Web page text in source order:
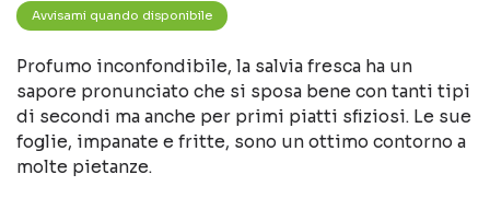
Profumo inconfondibile, la salvia fresca ha un
sapore pronunciato che si sposa bene con tanti tipi
di secondi ma anche per primi piatti sfiziosi. Le sue
foglie, impanate e fritte, sono un ottimo contorno a
molte pietanze.